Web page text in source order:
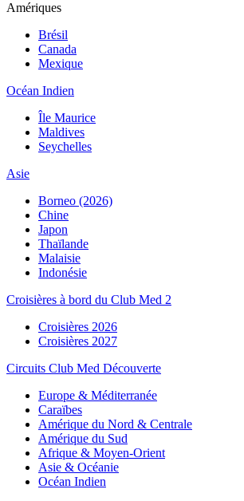
Amériques
Brésil
Canada
Mexique
Océan Indien
Île Maurice
Maldives
Seychelles
Asie
Borneo (2026)
Chine
Japon
Thaïlande
Malaisie
Indonésie
Croisières à bord du Club Med 2
Croisières 2026
Croisières 2027
Circuits Club Med Découverte
Europe & Méditerranée
Caraïbes
Amérique du Nord & Centrale
Amérique du Sud
Afrique & Moyen-Orient
Asie & Océanie
Océan Indien